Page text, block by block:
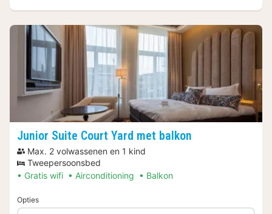
Junior Suite Court Yard met balkon
Max. 2 volwassenen en 1 kind
Tweepersoonsbed
Gratis wifi
Airconditioning Balkon
Opties